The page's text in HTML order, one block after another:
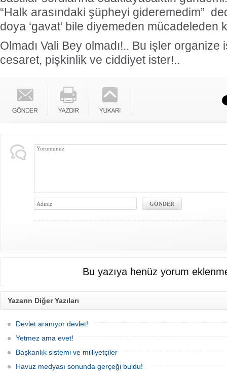
“Halk arasındaki şüpheyi gideremedim”
doya ‘gavat’ bile diyemeden mücadeleden
Olmadı Vali Bey olmadı!.. Bu işler organize
cesaret, pişkinlik ve ciddiyet ister!..
Bu yazıya henüz yorum
Yazarın Diğer Yazıları
Devlet aranıyor devlet!
Yetmez ama evet!
Başkanlık sistemi ve milliyetçiler
Havuz medyası sonunda gerçeği buldu!